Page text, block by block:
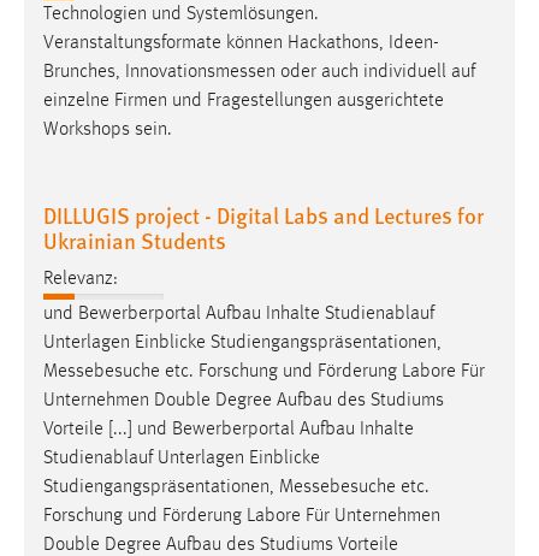
Technologien und Systemlösungen.
Veranstaltungsformate können Hackathons, Ideen-
Brunches,
Innovationsmessen oder auch individuell auf
einzelne Firmen und Fragestellungen ausgerichtete
Workshops sein.
DILLUGIS project - Digital Labs and Lectures for
Ukrainian Students
Relevanz:
und Bewerberportal Aufbau Inhalte Studienablauf
Unterlagen Einblicke Studiengangspräsentationen,
Messebesuche etc. Forschung und Förderung Labore Für
Unternehmen Double Degree Aufbau des Studiums
Vorteile [...] und Bewerberportal Aufbau Inhalte
Studienablauf Unterlagen Einblicke
Studiengangspräsentationen, Messebesuche etc.
Forschung und Förderung Labore Für Unternehmen
Double Degree Aufbau des Studiums Vorteile